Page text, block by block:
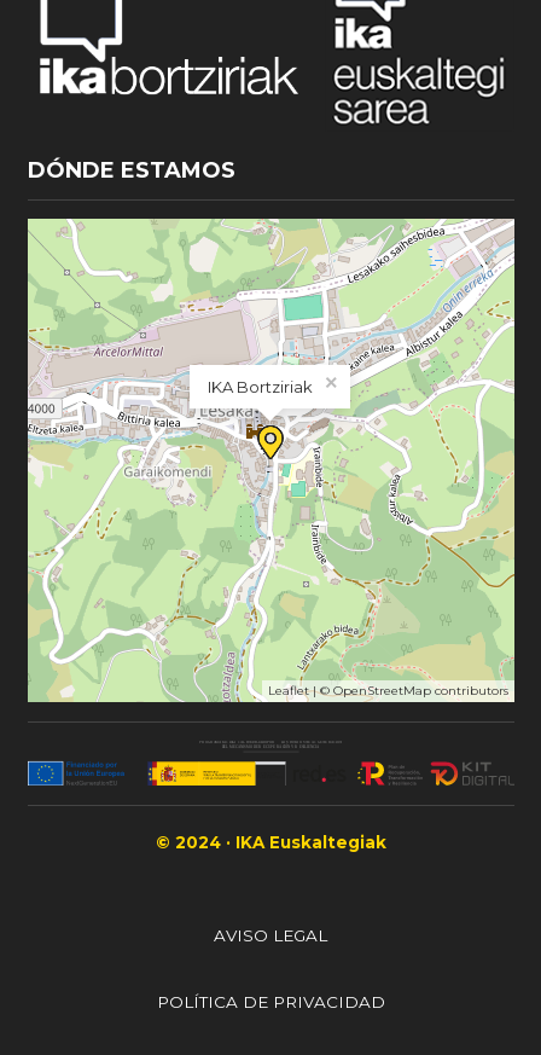
DÓNDE ESTAMOS
IKA Bortziriak ×
Leaflet| © OpenStreetMapcontributors
© 2024 · IKA Euskaltegiak
AVISO LEGAL
POLÍTICA DE PRIVACIDAD